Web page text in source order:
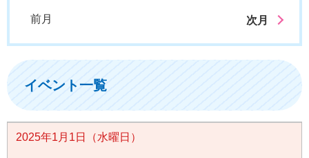
前月 次月
イベント一覧
2025年1月1日（水曜日）